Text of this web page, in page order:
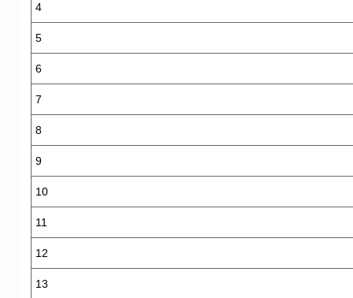
4
5
6
7
8
9
10
11
12
13